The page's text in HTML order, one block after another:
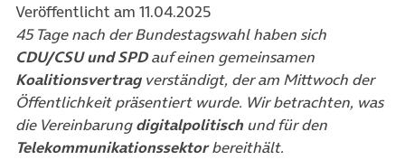
Veröffentlicht am 11.04.2025
45 Tage nach der Bundestagswahl haben sich
CDU/CSU und SPDauf einen gemeinsamen
Koalitionsvertragverständigt, der am Mittwoch der
Öffentlichkeit präsentiert wurde. Wir betrachten, was
die Vereinbarungdigitalpolitischund für den
Telekommunikationssektorbereithält.